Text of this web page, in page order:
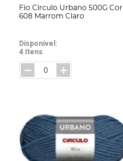
Fio Circulo Urbano 500G Cor
608 Marrom Claro
Disponível:
4 Itens